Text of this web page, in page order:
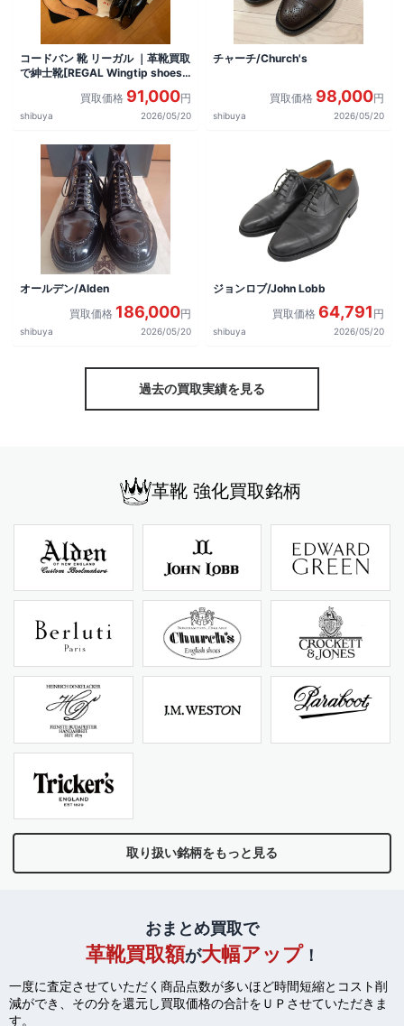
コードバン 靴 リーガル ｜革靴買取
で紳士靴[REGAL Wingtip shoes]
買取価格 91,000円
shibuya 2026/05/20
チャーチ/Church's
買取価格 98,000円
shibuya 2026/05/20
オールデン/Alden
買取価格 186,000円
shibuya 2026/05/20
ジョンロブ/John Lobb
買取価格 64,791 円
shibuya 2026/05/20
過去の買取実績を見る
革靴 強化買取銘柄
取り扱い銘柄をもっと見る
おまとめ買取で
革靴買取額が大幅アップ！
一度に査定させていただく商品点数が多いほど時間短縮とコスト削
減ができ、 その分を還元し買取価格の合計をＵＰさせていただきま
す。